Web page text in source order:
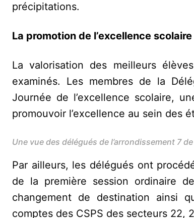
précipitations.
La promotion de l’excellence
La valorisation des meilleurs
examinés. Les membres de la
Journée de l’excellence scolaire,
promouvoir l’excellence au sein des
Une vue des délégués de l’arrondissement 7
Par ailleurs, les délégués ont
de la première session ordinaire
changement de destination ainsi
comptes des CSPS des secteurs 22,